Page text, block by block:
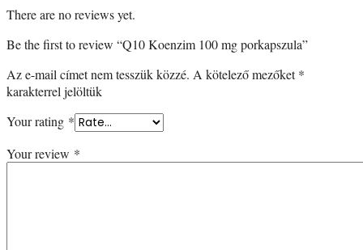
There are no reviews yet.
Be the first to review “Q10 Koenzim 100 mg porkapszula”
Az e-mail címet nem tesszük közzé. A kötelező mezőket*
karakterrel jelöltük
Your rating *
Your review *